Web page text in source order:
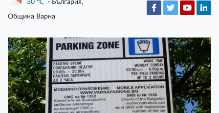
30 ℃ - България,
Община Варна